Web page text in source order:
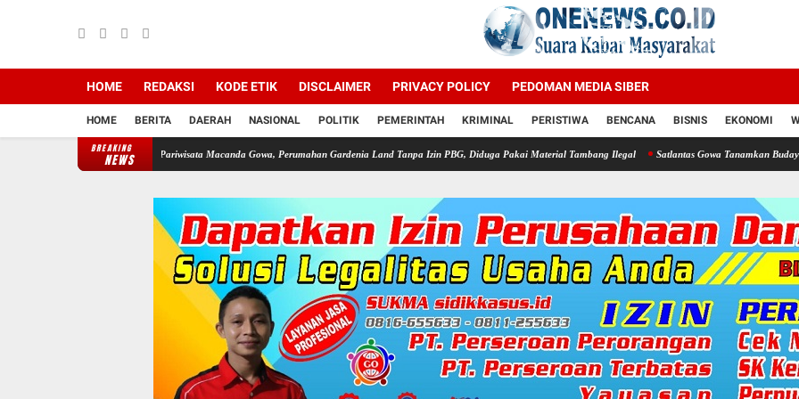
HOME REDAKSI KODE ETIK DISCLAIMER PRIVACY POLICY PEDOMAN MEDIA SIBER
HOME BERITA DAERAH NASIONAL POLITIK PEMERINTAH KRIMINAL PERISTIWA BENCANA BISNIS EKONOMI
BREAKING
NEWS
LP2B Di Jln Pariwisata Macanda Gowa, Perumahan Gardenia Land Tanpa Izin PBG, Diduga Pakai Material Tambang Ilegal Satlantas Gowa Tanamkan Budaya Taat Lalu Lintas